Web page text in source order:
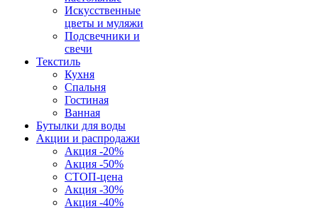
Искусственные
цветы и муляжи
Подсвечники и
свечи
Текстиль
Кухня
Спальня
Гостиная
Ванная
Бутылки для воды
Акции и распродажи
Акция -20%
Акция -50%
СТОП-цена
Акция -30%
Акция -40%